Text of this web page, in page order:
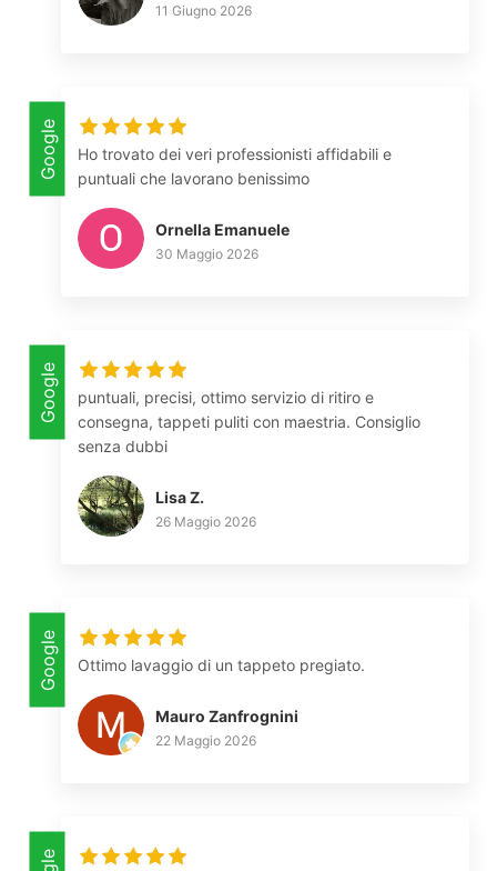
11 Giugno 2026
Google
Ho trovato dei veri professionisti affidabili e
puntuali che lavorano benissimo
Ornella Emanuele
30 Maggio 2026
Google
puntuali, precisi, ottimo servizio di ritiro e
consegna, tappeti puliti con maestria. Consiglio
senza dubbi
Lisa Z.
26 Maggio 2026
Google Ottimo lavaggio di un tappeto pregiato.
Mauro Zanfrognini
22 Maggio 2026